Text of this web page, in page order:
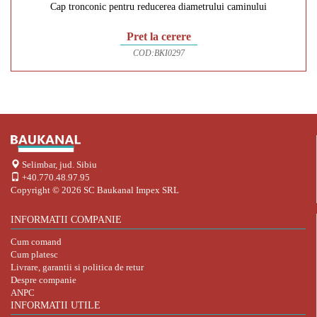
Cap tronconic pentru reducerea diametrului caminului
Pret la cerere
COD:BKI0297
Selimbar, jud. Sibiu
+40.770.48.97.95
Copyright © 2026 SC Baukanal Impex SRL
INFORMATII COMPANIE
Cum comand
Cum platesc
Livrare, garantii si politica de retur
Despre companie
ANPC
INFORMATII UTILE